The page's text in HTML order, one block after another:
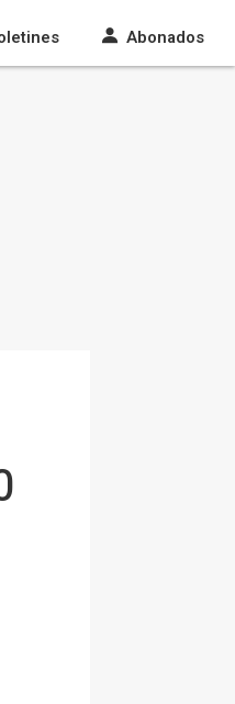
Abonados